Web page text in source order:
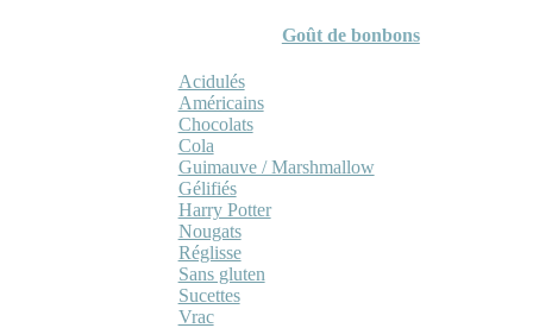
Goût de bonbons
Acidulés
Américains
Chocolats
Cola
Guimauve / Marshmallow
Gélifiés
Harry Potter
Nougats
Réglisse
Sans gluten
Sucettes
Vrac